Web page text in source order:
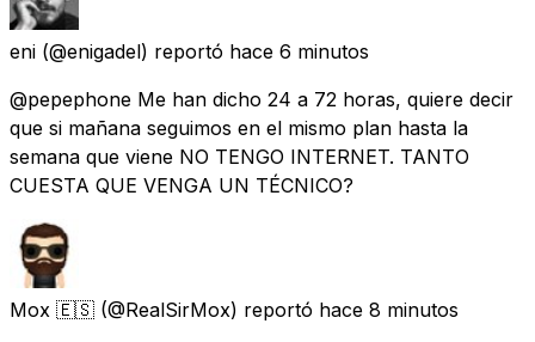
eni (@enigadel) reportó hace 6 minutos
@pepephone Me han dicho 24 a 72 horas, quiere decir
que si mañana seguimos en el mismo plan hasta la
semana que viene NO TENGO INTERNET. TANTO
CUESTA QUE VENGA UN TÉCNICO?
Mox 🇪🇸 (@RealSirMox) reportó hace 8 minutos